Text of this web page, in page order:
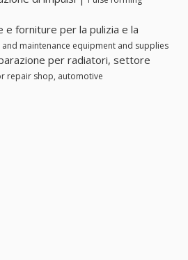
forniture per la pulizia e la
and maintenance equipment and supplies
per radiatori, settore
repair shop, automotive